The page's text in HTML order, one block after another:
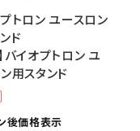
トロン ユースロン
ド
バイオプトロン ユ
用スタンド
後価格表示